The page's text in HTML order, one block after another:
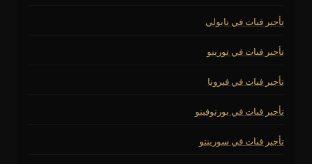
تأجير فيات في نابولي
تأجير فيات في تورينو
تأجير فيات في فيرونا
تأجير فيات في بورتوفينو
تأجير فيات في سورينتو